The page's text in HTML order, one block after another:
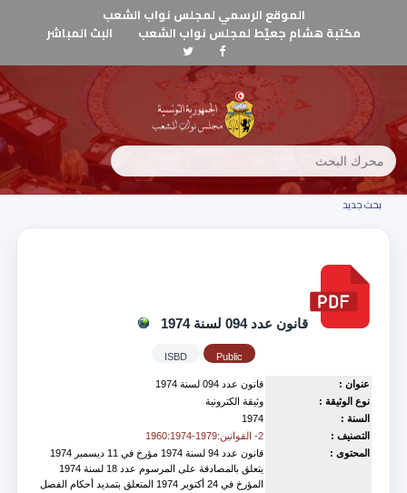
الموقع الرسمي لمجلس نواب الشعب
مكتبة هشام جعيّط لمجلس نواب الشعب
البث المباشر
بحث جديد
قانون عدد 094 لسنة 1974
Public
ISBD
عنوان :
قانون عدد 094 لسنة 1974
نوع الوثيقة :
وثيقة الكترونية
السنة :
1974
التصنيف :
2- القوانين:1979-1960:1974
المحتوى :
قانون عدد 94 لسنة 1974 مؤرخ في 11 ديسمبر 1974
يتعلق بالمصادقة على المرسوم عدد 18 لسنة 1974
المؤرخ في 24 أكتوبر 1974 المتعلق بتمديد أحكام الفصل